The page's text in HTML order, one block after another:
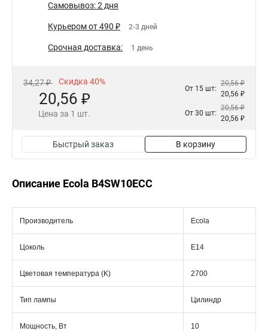
Самовывоз: 2 дня
Курьером от 490 ₽ 2-3 дней
Срочная доставка: 1 день
34,27 ₽ Скидка 40%
20,56 ₽
Цена за 1 шт.
От 15 шт:
20,56 ₽
20,56 ₽
От 30 шт:
20,56 ₽
20,56 ₽
Быстрый заказ В корзину
Описание Ecola B4SW10ECC
Производитель Ecola
Цоколь E14
Цветовая температура (K) 2700
Тип лампы Цилиндр
Мощность, Вт 10